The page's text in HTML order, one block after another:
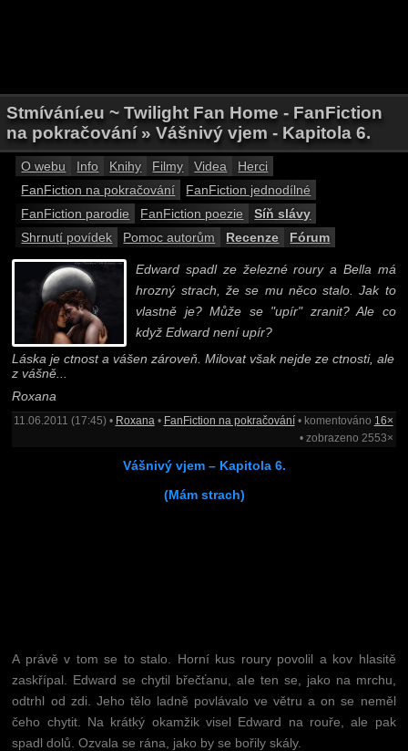
Stmívání.eu ~ Twilight Fan Home - FanFiction
na pokračování » Vášnivý vjem - Kapitola 6.
O webu Info Knihy Filmy Videa
Herci
FanFiction na pokračování
FanFiction jednodílné
FanFiction parodie
FanFiction poezie
Síň slávy
Shrnutí povídek
Pomoc autorům Recenze Fórum
Edward spadl ze železné roury a Bella má
hrozný strach, že se mu něco stalo. Jak to
vlastně je? Může se "upír" zranit? Ale co
když Edward není upír?
Láska je ctnost a vášen zároveň. Milovat však nejde ze ctnosti, ale
z vášně...
Roxana
11.06.2011 (17:45) • Roxana• FanFiction na pokračování• komentováno 16×
• zobrazeno 2553×
Vášnivý vjem – Kapitola 6.
(Mám strach)
A právě v tom se to stalo. Horní kus roury povolil a kov hlasitě
zaskřípal. Edward se chytil břečťanu, ale ten se, jako na mrchu,
odtrhl od zdi. Jeho tělo ladně povlávalo ve větru a on se neměl
čeho chytit. Na krátký okamžik visel Edward na rouře, ale pak
spadl dolů. Ozvala se rána, jako by se bořily skály.